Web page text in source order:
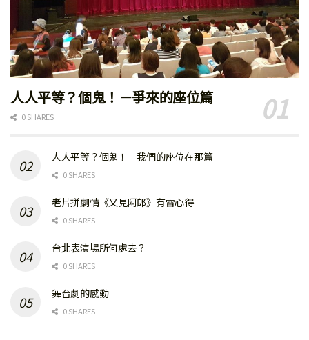
人人平等？個鬼！－爭來的座位篇
0 SHARES
人人平等？個鬼！－我們的座位在那篇
0 SHARES
老片拼劇情《又見阿郎》有雷心得
0 SHARES
台北表演場所何處去？
0 SHARES
舞台劇的感動
0 SHARES